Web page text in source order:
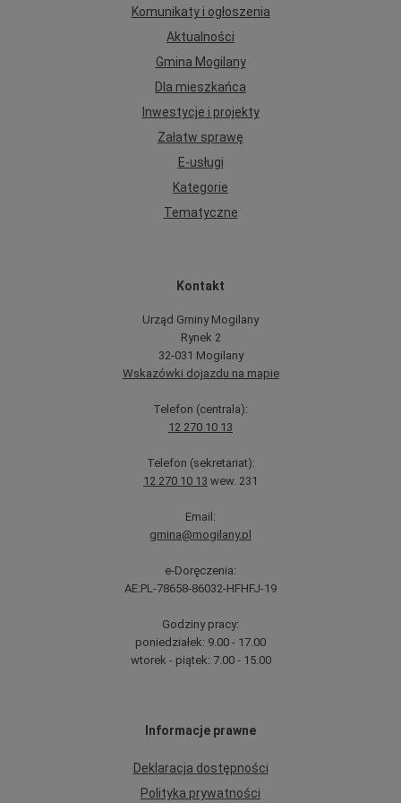
Komunikaty i ogłoszenia
Aktualności
Gmina Mogilany
Dla mieszkańca
Inwestycje i projekty
Załatw sprawę
E-usługi
Kategorie
Tematyczne
Kontakt
Urząd Gminy Mogilany
Rynek 2
32-031 Mogilany
Wskazówki dojazdu na mapie
Telefon (centrala):
12 270 10 13
Telefon (sekretariat):
12 270 10 13 wew. 231
Email:
gmina@mogilany.pl
e-Doręczenia:
AE:PL-78658-86032-HFHFJ-19
Godziny pracy:
poniedziałek: 9.00 - 17.00
wtorek - piątek: 7.00 - 15.00
Informacje prawne
Deklaracja dostępności
Polityka prywatności